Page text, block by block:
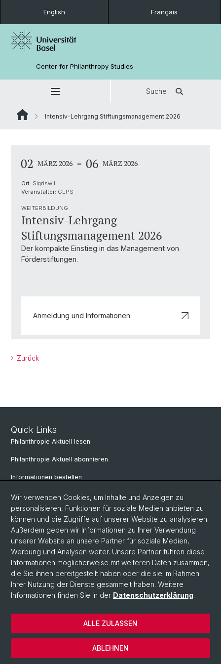
English Français
Center for Philanthropy Studies
Suche
Intensiv-Lehrgang Stiftungsmanagement 2026
02 MÄRZ 2026 - 06 MÄRZ 2026
Ort: Sigriswil
Veranstalter: CEPS
WEITERBILDUNG
Intensiv-Lehrgang
Stiftungsmanagement 2026
Der kompakte Einstieg in das Management von
Förderstiftungen.
Anmeldung und Informationen
Zurück
Quick Links
Philanthropie Aktuell lesen
Philanthropie Aktuell abonnieren
Informationen bestellen
Weiterbildungskalender
Anmelden für Weiterbildung
Social Media
LinkedIn
© Universität Basel
Wirtschaftswissenschaftliche Fakultät
Datenschutzerklärung
Wir verwenden Cookies, um Inhalte und Anzeigen zu
personalisieren, Funktionen für soziale Medien anbieten zu
können und die Zugriffe auf unserer Website zu analysieren.
Außerdem geben wir Informationen zu Ihrer Verwendung
unserer Website an unsere Partner für soziale Medien,
Werbung und Analysen weiter. Unsere Partner führen diese
Informationen möglicherweise mit weiteren Daten zusammen,
die Sie ihnen bereitgestellt haben oder die sie im Rahmen
Ihrer Nutzung der Dienste gesammelt haben. Weitere
Informationen finden Sie in der Datenschutzerklärung.
ABLEHNEN
ALLE ZULASSEN